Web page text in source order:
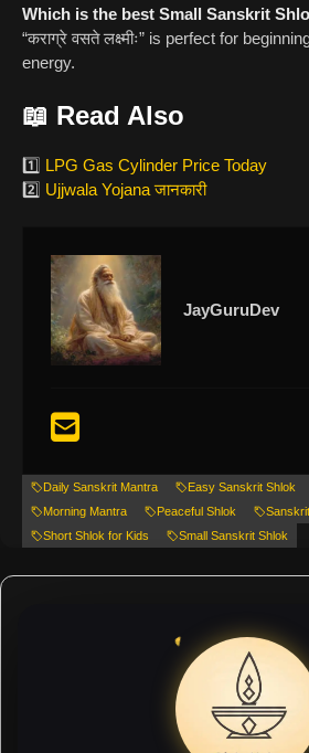
Which is the best Small Sanskrit
“कराग्रे वसते लक्ष्मीः” is perfect for
energy.
📖 Read Also
1️⃣ LPG Gas Cylinder Price Today
2️⃣ Ujjwala Yojana जानकारी
JayGuruDev
Daily Sanskrit Mantra Easy Sanskrit Shlok
Morning Mantra
Peaceful Shlok
Short Shlok for Kids
Small Sanskrit Shlok